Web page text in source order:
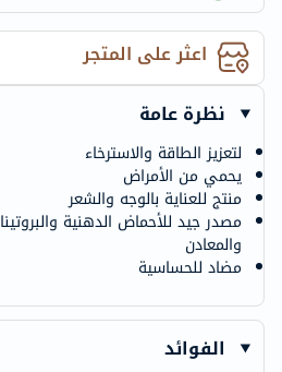
اعثر على المتجر
نظرة عامة
لتعزيز الطاقة والاسترخاء
يحمي من الأمراض
منتج للعناية بالوجه والشعر
مصدر جيد للأحماض الدهنية
والمعادن
مضاد للحساسية
الفوائد